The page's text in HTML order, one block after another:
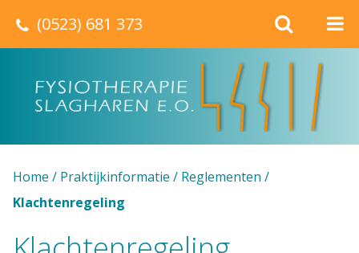
(0523) 681 373
Home / Praktijkinformatie / Reglementen /
Klachtenregeling